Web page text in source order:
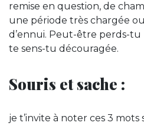
remise en question, de
une période très chargée
d’ennui. Peut-être perds-
te sens-tu découragée.
Souris et sache :
je t’invite à noter ces 3